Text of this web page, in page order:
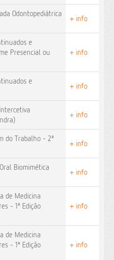
Odontopediátrica
+ info
e
Presencial ou
+ info
e
+ info
+ info
do Trabalho - 2ª
+ info
Biomimética
+ info
de Medicina
- 1ª Edição
+ info
de Medicina
- 1ª Edição
+ info